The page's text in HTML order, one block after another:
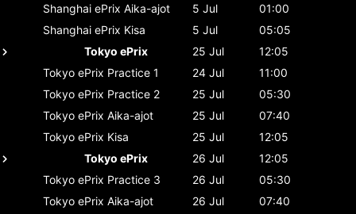
Shanghai ePrix Aika-ajot 5 Jul
01:00
Shanghai ePrix Kisa 5 Jul
05:05
Tokyo ePrix
25 Jul
12:05
Tokyo ePrix Practice 1 24 Jul
11:00
Tokyo ePrix Practice 2 25 Jul
05:30
Tokyo ePrix Aika-ajot 25 Jul
07:40
Tokyo ePrix Kisa 25 Jul
12:05
Tokyo ePrix
26 Jul
12:05
Tokyo ePrix Practice 3 26 Jul
05:30
Tokyo ePrix Aika-ajot 26 Jul
07:40